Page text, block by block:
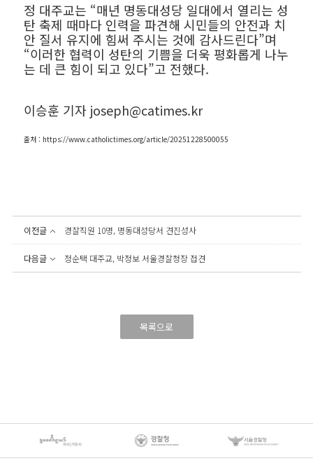
정 대주교는 “매년 명동대성당 일대에서 열리는 성
탄 축제 때마다 인력을 파견해 시민들의 안전과 치
안 질서 유지에 힘써 주시는 것에 감사드린다”며
“이러한 협력이 성탄의 기쁨을 더욱 평화롭게 나누
는 데 큰 힘이 되고 있다”고 전했다.
이승훈 기자 joseph@catimes.kr
출처 : https://www.catholictimes.org/article/20251228500055
이전글 경찰직원 10명, 명동대성당서 견진성사
다음글 정순택 대주교, 박정보 서울경찰청장 접견
목록으로